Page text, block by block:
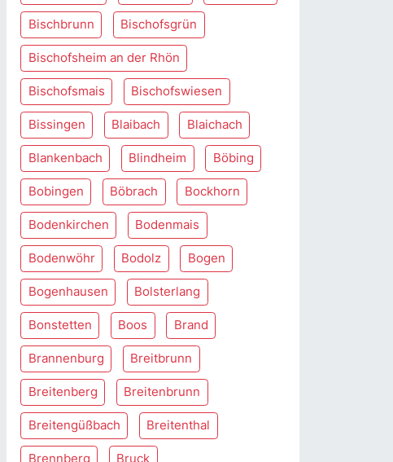
Bischbrunn Bischofsgrün
Bischofsheim an der Rhön
Bischofsmais Bischofswiesen
Bissingen Blaibach Blaichach
Blankenbach Blindheim Böbing
Bobingen Böbrach Bockhorn
Bodenkirchen Bodenmais
Bodenwöhr Bodolz Bogen
Bogenhausen Bolsterlang
Bonstetten Boos Brand
Brannenburg Breitbrunn
Breitenberg Breitenbrunn
Breitengüßbach Breitenthal
Brennberg Bruck